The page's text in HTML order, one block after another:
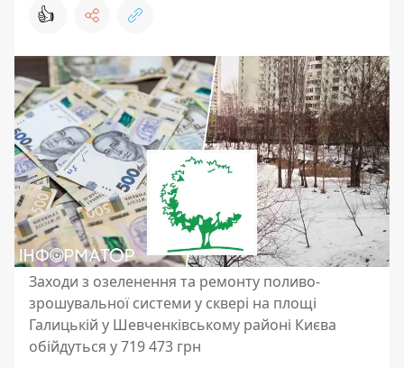
👍
Заходи з озеленення та ремонту поливо-
зрошувальної системи у сквері на площі
Галицькій у Шевченківському районі Києва
обійдуться у 719 473 грн